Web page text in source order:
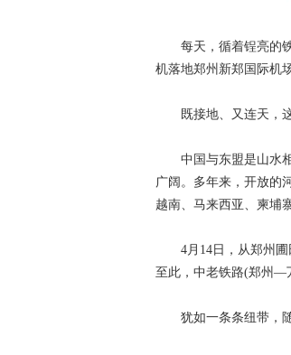
每天，循着锃亮的铁
机落地郑州新郑国际机
既接地、又连天，这
中国与东盟是山水相
广阔。多年来，开放的
越南、马来西亚、柬埔
4月14日，从郑州圃
至此，中老铁路(郑州—
犹如一条条纽带，随